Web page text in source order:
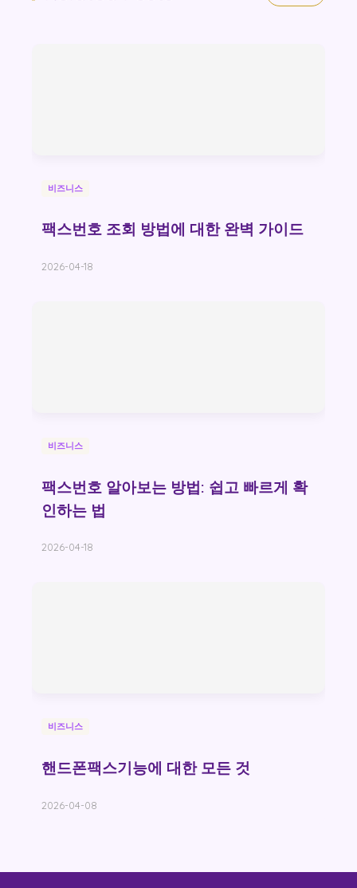
비즈니스
팩스번호 조회 방법에 대한 완벽 가이드
2026-04-18
비즈니스
팩스번호 알아보는 방법: 쉽고 빠르게 확
인하는 법
2026-04-18
비즈니스
핸드폰팩스기능에 대한 모든 것
2026-04-08